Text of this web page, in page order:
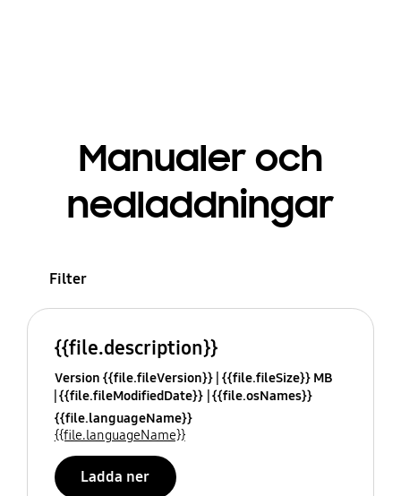
Manualer och
nedladdningar
Filter
{{file.description}}
Version {{file.fileVersion}} {{file.fileSize}} MB
{{file.fileModifiedDate}} {{file.osNames}}
{{file.languageName}}
{{file.languageName}}
Ladda ner